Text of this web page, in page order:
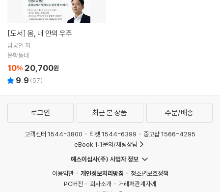
[도서] 몸, 내 안의 우주
남궁인 저
문학동네
10% 20,700원
9.9 (57)
로그인 최근 본 상품 주문/배송
고객센터 1544-3800 티켓 1544-6399
중고샵 1566-4295
eBook 1:1문의/채팅상담
예스이십사(주) 사업자 정보
이용약관
개인정보처리방침
청소년보호정책
PC버전
회사소개
거래처관계자께